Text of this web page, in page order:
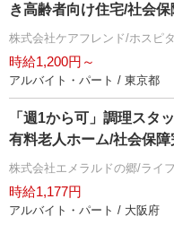
き高齢者向け住宅/社会
株式会社ケアフレンド/ホスピ
時給1,200円～
アルバイト・パート / 東京都
「週1から可」調理スタ
有料老人ホーム/社会保障
株式会社エメラルドの郷/ライ
時給1,177円
アルバイト・パート / 大阪府